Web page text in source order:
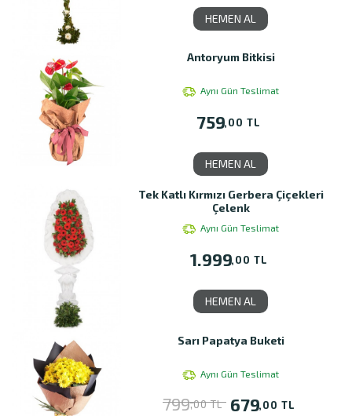
HEMEN AL
Antoryum Bitkisi
Aynı Gün Teslimat
759,00 TL
HEMEN AL
Tek Katlı Kırmızı Gerbera Çiçekleri
Çelenk
Aynı Gün Teslimat
1.999,00 TL
HEMEN AL
Sarı Papatya Buketi
Aynı Gün Teslimat
799,00 TL 679,00 TL